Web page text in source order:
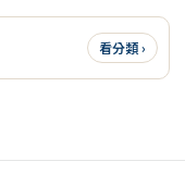
看分類 ›